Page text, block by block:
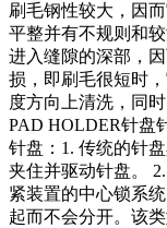
刷毛钢性较大，因
平整并有不规则和
进入缝隙的深部，
损，即刷毛很短时
度方向上清洗，同
PAD HOLDER针盘
针盘：1. 传统的针
夹住并驱动针盘。
紧装置的中心锁系
起而不会分开。该